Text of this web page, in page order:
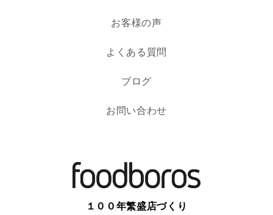
お客様の声
よくある質問
ブログ
お問い合わせ
１００年繁盛店づくり